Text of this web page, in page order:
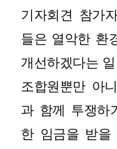
기자회견 참가
들은 열악한 환
개선하겠다는
조합원뿐만 아
과 함께 투쟁하
한 임금을 받을